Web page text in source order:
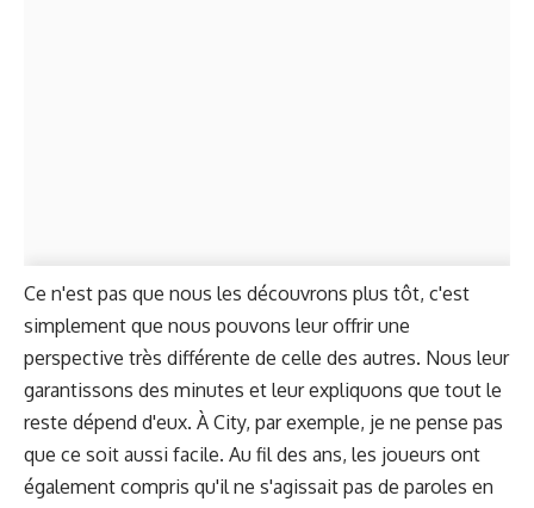
Ce n'est pas que nous les découvrons plus tôt, c'est
simplement que nous pouvons leur offrir une
perspective très différente de celle des autres. Nous leur
garantissons des minutes et leur expliquons que tout le
reste dépend d'eux. À City, par exemple, je ne pense pas
que ce soit aussi facile. Au fil des ans, les joueurs ont
également compris qu'il ne s'agissait pas de paroles en